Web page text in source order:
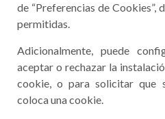
de “Preferencias de Cookies”,
permitidas.
Adicionalmente, puede
aceptar o rechazar la
cookie, o para solicitar que
coloca una cookie.